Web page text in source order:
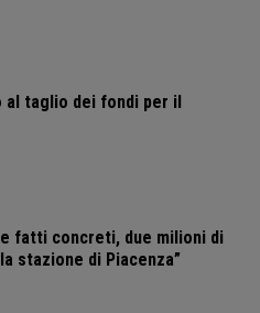
al taglio dei fondi per il
fatti concreti, due milioni di
stazione di Piacenza”